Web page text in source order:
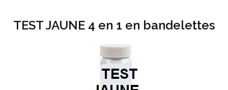
TEST JAUNE 4 en 1 en bandelettes